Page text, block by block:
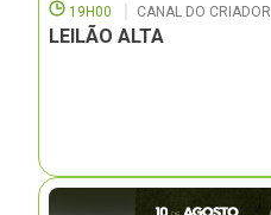
19H00 CANAL DO CRIADOR
LEILÃO ALTA